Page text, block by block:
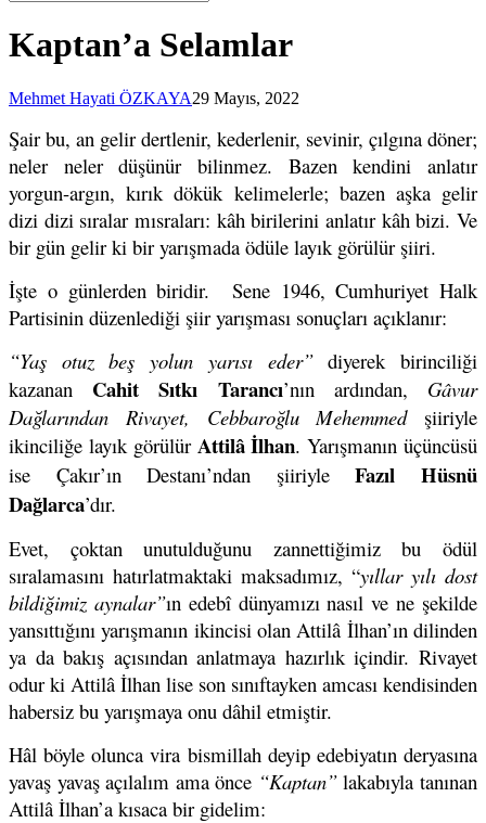
Kaptan’a Selamlar
Mehmet Hayati ÖZKAYA29 Mayıs, 2022
Şair bu, an gelir dertlenir, kederlenir, sevinir, çılgına döner;
neler neler düşünür bilinmez. Bazen kendini anlatır
yorgun-argın, kırık dökük kelimelerle; bazen aşka gelir
dizi dizi sıralar mısraları: kâh birilerini anlatır kâh bizi. Ve
bir gün gelir ki bir yarışmada ödüle layık görülür şiiri.
İşte o günlerden biridir. Sene 1946, Cumhuriyet Halk
Partisinin düzenlediği şiir yarışması sonuçları açıklanır:
“Yaş otuz beş yolun yarısı eder”diyerek birinciliği
kazanan Cahit Sıtkı Tarancı’nın ardından, Gâvur
Dağlarından Rivayet, Cebbaroğlu Mehemmedşiiriyle
ikinciliğe layık görülür Attilâ İlhan. Yarışmanın üçüncüsü
ise Çakır’ın Destanı’ndan şiiriyleFazıl Hüsnü
Dağlarca’dır.
Evet, çoktan unutulduğunu zannettiğimiz bu ödül
sıralamasını hatırlatmaktaki maksadımız, “yıllar yılı dost
bildiğimiz aynalar”ın edebî dünyamızı nasıl ve ne şekilde
yansıttığını yarışmanın ikincisi olan Attilâ İlhan’ın dilinden
ya da bakış açısından anlatmaya hazırlık içindir. Rivayet
odur ki Attilâ İlhan lise son sınıftayken amcası kendisinden
habersiz bu yarışmaya onu dâhil etmiştir.
Hâl böyle olunca vira bismillah deyip edebiyatın deryasına
yavaş yavaş açılalım ama önce “Kaptan”lakabıyla tanınan
Attilâ İlhan’a kısaca bir gidelim: